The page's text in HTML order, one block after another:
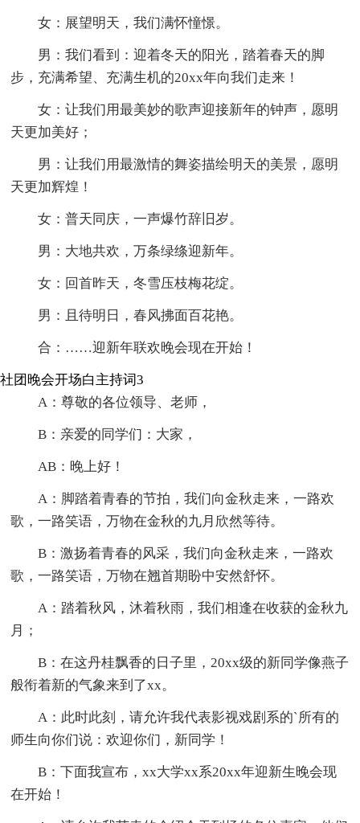
女：展望明天，我们满怀憧憬。
男：我们看到：迎着冬天的阳光，踏着春天的脚
步，充满希望、充满生机的20xx年向我们走来！
女：让我们用最美妙的歌声迎接新年的钟声，愿明
天更加美好；
男：让我们用最激情的舞姿描绘明天的美景，愿明
天更加辉煌！
女：普天同庆，一声爆竹辞旧岁。
男：大地共欢，万条绿绦迎新年。
女：回首昨天，冬雪压枝梅花绽。
男：且待明日，春风拂面百花艳。
合：……迎新年联欢晚会现在开始！
社团晚会开场白主持词3
A：尊敬的各位领导、老师，
B：亲爱的同学们：大家，
AB：晚上好！
A：脚踏着青春的节拍，我们向金秋走来，一路欢
歌，一路笑语，万物在金秋的九月欣然等待。
B：激扬着青春的风采，我们向金秋走来，一路欢
歌，一路笑语，万物在翘首期盼中安然舒怀。
A：踏着秋风，沐着秋雨，我们相逢在收获的金秋九
月；
B：在这丹桂飘香的日子里，20xx级的新同学像燕子
般衔着新的气象来到了xx。
A：此时此刻，请允许我代表影视戏剧系的`所有的
师生向你们说：欢迎你们，新同学！
B：下面我宣布，xx大学xx系20xx年迎新生晚会现
在开始！